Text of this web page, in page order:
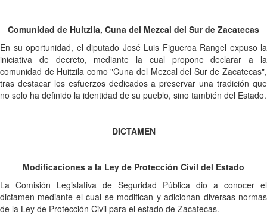
Comunidad de Huitzila, Cuna del Mezcal del Sur de Zacatecas
En su oportunidad, el diputado José Luis Figueroa Rangel expuso la
iniciativa de decreto, mediante la cual propone declarar a la
comunidad de Huitzila como "Cuna del Mezcal del Sur de Zacatecas",
tras destacar los esfuerzos dedicados a preservar una tradición que
no solo ha definido la identidad de su pueblo, sino también del Estado.
DICTAMEN
Modificaciones a la Ley de Protección Civil del Estado
La Comisión Legislativa de Seguridad Pública dio a conocer el
dictamen mediante el cual se modifican y adicionan diversas normas
de la Ley de Protección Civil para el estado de Zacatecas.